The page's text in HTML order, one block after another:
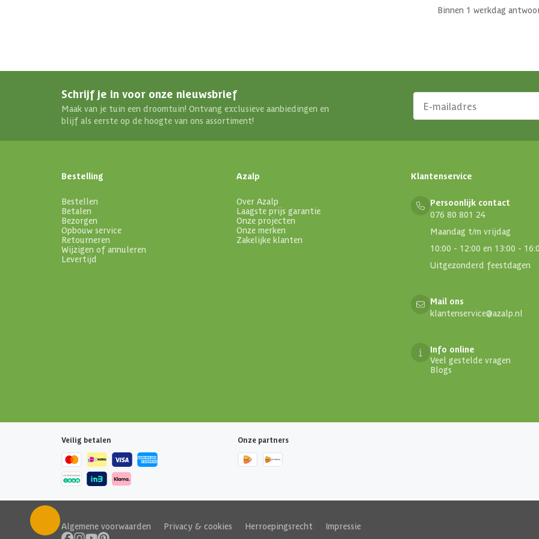
Binnen 1 werkdag
Schrijf je in voor onze nieuwsbrief
Maak van je tuin een droomtuin! Ontvang exclusieve aanbiedingen en
blijf als eerste op de hoogte van ons assortiment!
Bestelling
Bestellen
Betalen
Bezorgen
Opbouw service
Retourneren
Wijzigen of annuleren
Levertijd
Azalp
Over Azalp
Laagste prijs garantie
Onze projecten
Onze merken
Zakelijke klanten
Klantenservice
Persoonlijk contact
076 80 801 24
Maandag t/m vrijdag
10:00 - 12:00 en 13:00 -
Uitgezonderd feestdagen
Mail ons
klantenservice@azalp.nl
Info online
Veel gestelde vragen
Blogs
Veilig betalen Onze partners
Algemene voorwaarden Privacy & cookies Herroepingsrecht Impressie